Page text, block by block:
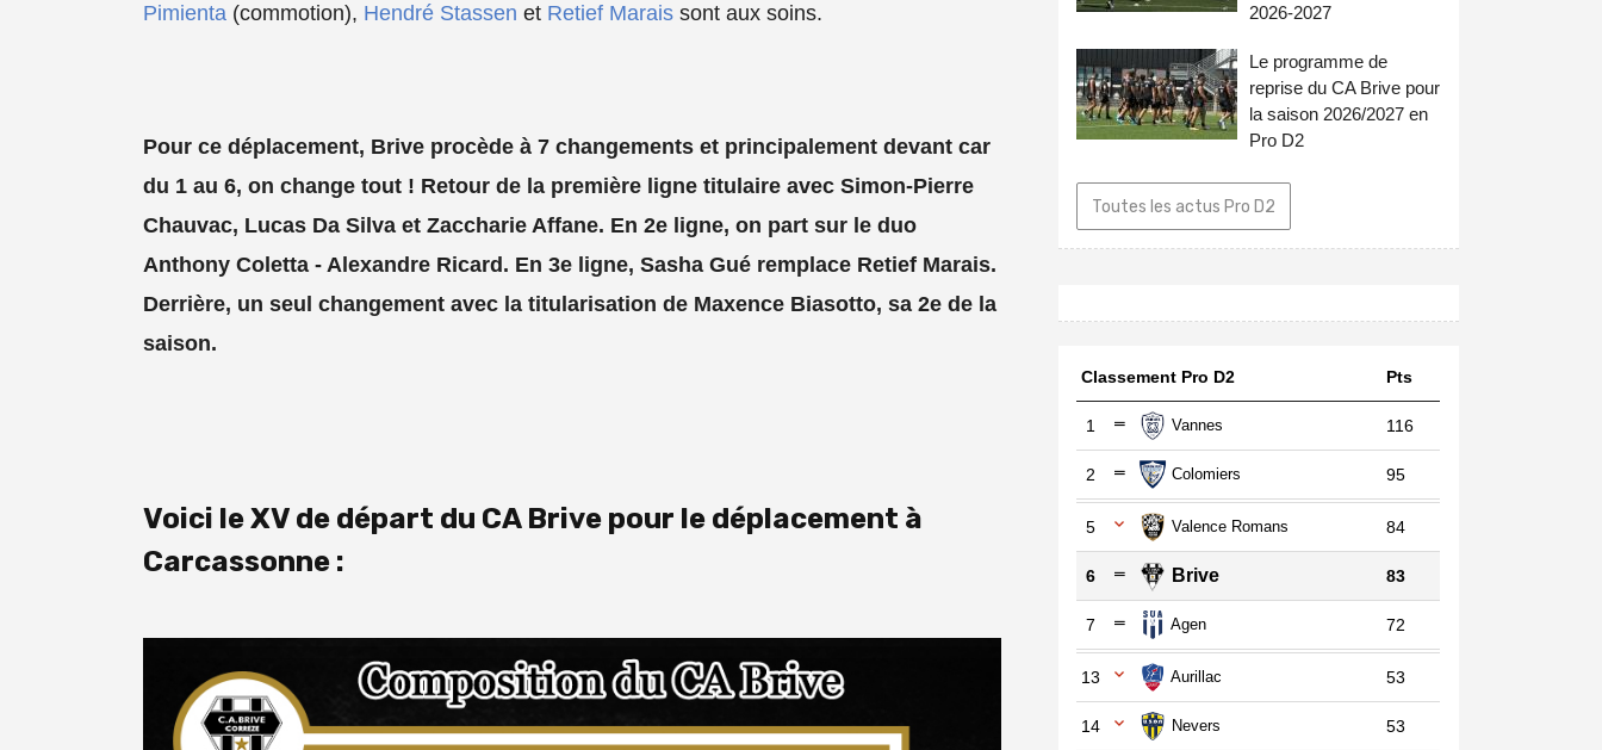
Pimienta (commotion), Hendré Stassen et Retief Marais sont aux soins.
Pour ce déplacement, Brive procède à 7 changements et principalement devant car
du 1 au 6, on change tout ! Retour de la première ligne titulaire avec Simon-Pierre
Chauvac, Lucas Da Silva et Zaccharie Affane. En 2e ligne, on part sur le duo
Anthony Coletta - Alexandre Ricard. En 3e ligne, Sasha Gué remplace Retief Marais.
Derrière, un seul changement avec la titularisation de Maxence Biasotto, sa 2e de la
saison.
Voici le XV de départ du CA Brive pour le déplacement à
Carcassonne :
2026-2027
Le programme de
reprise du CA Brive pour
la saison 2026/2027 en
Pro D2
Toutes les actus Pro D2
Classement Pro D2 Pts
1 Vannes 116
2 Colomiers 95
5 Valence Romans 84
6 Brive 83
7 Agen 72
13 Aurillac 53
14 Nevers 53